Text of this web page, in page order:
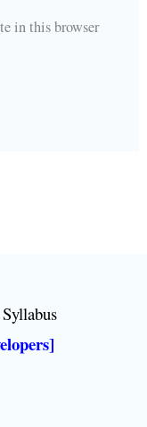
in this browser